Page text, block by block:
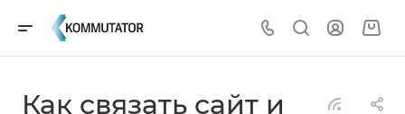
Как связать сайт и